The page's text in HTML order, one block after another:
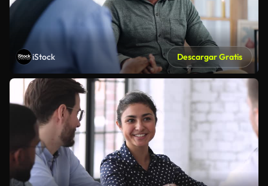
iStock Descargar Gratis